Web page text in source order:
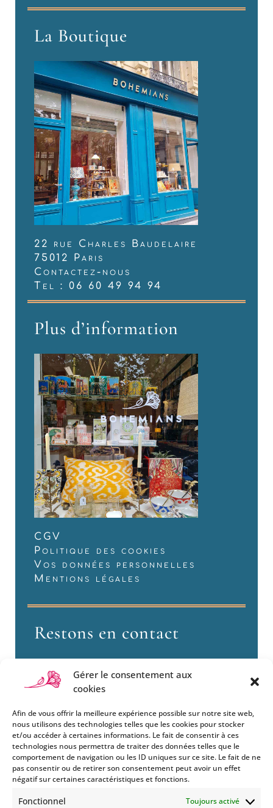
Gérer le consentement aux
cookies
Afin de vous offrir la meilleure expérience possible sur notre site web,
nous utilisons des technologies telles que les cookies pour stocker
et/ou accéder à certaines informations. Le fait de consentir à ces
technologies nous permettra de traiter des données telles que le
comportement de navigation ou les ID uniques sur ce site. Le fait de ne
pas consentir ou de retirer son consentement peut avoir un effet
négatif sur certaines caractéristiques et fonctions.
Fonctionnel Toujours activé
La Boutique
22 rue Charles Baudelaire
75012 Paris
Contactez-nous
Tel : 06 60 49 94 94
Plus d’information
CGV
Politique des cookies
Vos données personnelles
Mentions légales
Restons en contact
Si vous souhaitez être informés
des nouveautés et évènements
que nous organisons
abonnez-vous à notre